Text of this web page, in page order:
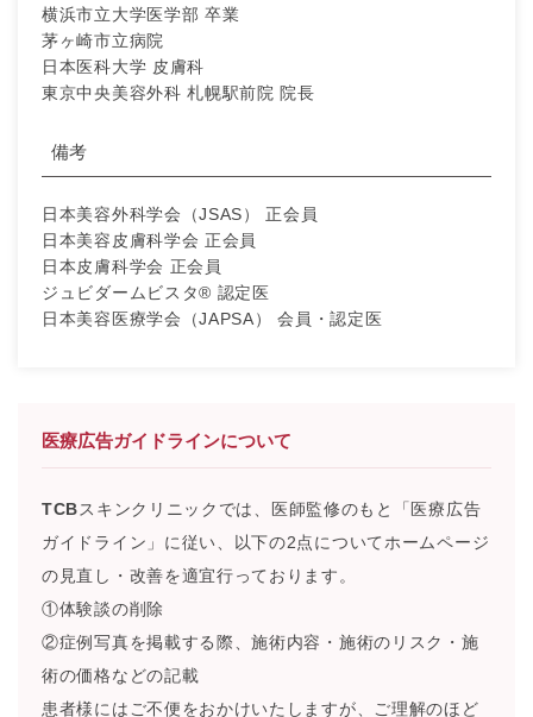
横浜市立大学医学部 卒業
茅ヶ崎市立病院
日本医科大学 皮膚科
東京中央美容外科 札幌駅前院 院長
備考
日本美容外科学会（JSAS） 正会員
日本美容皮膚科学会 正会員
日本皮膚科学会 正会員
ジュビダームビスタ® 認定医
日本美容医療学会（JAPSA） 会員・認定医
医療広告ガイドラインについて
TCBスキンクリニックでは、医師監修のもと「医療広告
ガイドライン」に従い、以下の2点についてホームページ
の見直し・改善を適宜行っております。
①体験談の削除
②症例写真を掲載する際、施術内容・施術のリスク・施
術の価格などの記載
患者様にはご不便をおかけいたしますが、ご理解のほど